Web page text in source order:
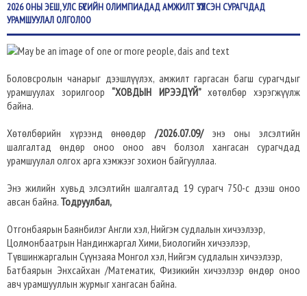
2026ОНЫ ЭЕШ, УЛС БҮСИЙН ОЛИМПИАДАД АМЖИЛТ ҮЗҮҮЛСЭН СУРАГЧДАД
УРАМШУУЛАЛ ОЛГОЛОО
Боловсролын чанарыг дээшлүүлэх, амжилт гаргасан багш сурагчдыг
урамшуулах зорилгоор“ХОВДЫН ИРЭЭДҮЙ” хөтөлбөр хэрэгжүүлж
байна.
Хөтөлбөрийн хүрээнд өнөөдөр /2026.07.09/энэ оны элсэлтийн
шалгалтад өндөр оноо оноо авч болзол хангасан сурагчдад
урамшуулал олгох арга хэмжээг зохион байгууллаа.
Энэ жилийн хувьд элсэлтийн шалгалтад 19 сурагч 750-с дээш оноо
авсан байна. Тодруулбал,
Отгонбаярын Баянбилэг Англи хэл, Нийгэм судлалын хичээлээр,
Цолмонбаатрын Нандинжаргал Хими, Биологийн хичээлээр,
Түвшинжаргалын Сүүнзаяа Монгол хэл, Нийгэм судлалын хичээлээр,
Батбаярын Энхсайхан /Математик, Физикийн хичээлээр өндөр оноо
авч урамшууллын журмыг хангасан байна.